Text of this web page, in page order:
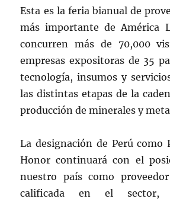
Esta es la feria bianual de
más importante de América
concurren más de 70,000
empresas expositoras de 35
tecnología, insumos y
las distintas etapas de la
producción de minerales y
La designación de Perú como
Honor continuará con el
nuestro país como
calificada en el sector,